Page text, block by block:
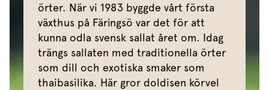
örter. När vi 1983 byggde vårt första
växthus på Färingsö var det för att
kunna odla svensk sallat året om. Idag
trängs sallaten med traditionella örter
som dill och exotiska smaker som
thaibasilika. Här gror doldisen körvel